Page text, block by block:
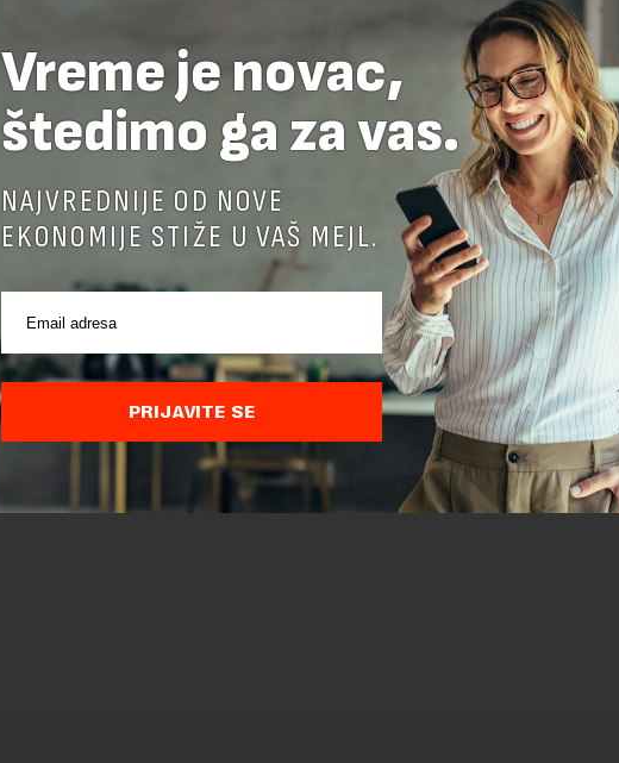
pravilima komentarisanja i
korišćenja sajta.
Sajt je zaštićen pomocu reCaptcha i Google. Google Politika PrivatnostiiGoogle
Korišćenja su primenjeni.
Vreme je novac,
štedimo ga za vas.
NAJVREDNIJE OD NOVE
EKONOMIJE STIŽE U VAŠ MEJL.
PRIJAVITE SE